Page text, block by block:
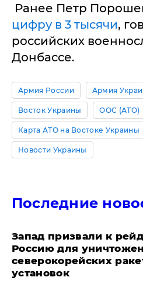
Ранее Петр
цифру в 3 тысячи,
российских
Донбассе.
Армия России Армия
Восток Украины ООС (АТО)
Карта АТО на Востоке Украины
Новости Украины
Последние
Запад призвали к
Россию для
северокорейских
установок